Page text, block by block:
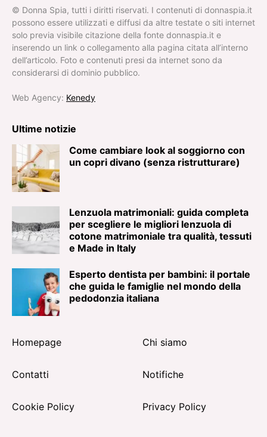
© Donna Spia, tutti i diritti riservati. I contenuti di donnaspia.it
possono essere utilizzati e diffusi da altre testate o siti internet
solo previa visibile citazione della fonte donnaspia.it e
inserendo un link o collegamento alla pagina citata all’interno
dell’articolo. Foto e contenuti presi da internet sono da
considerarsi di dominio pubblico.
Web Agency: Kenedy
Ultime notizie
Come cambiare look al soggiorno con
un copri divano (senza ristrutturare)
Lenzuola matrimoniali: guida completa
per scegliere le migliori lenzuola di
cotone matrimoniale tra qualità, tessuti
e Made in Italy
Esperto dentista per bambini: il portale
che guida le famiglie nel mondo della
pedodonzia italiana
Homepage Chi siamo
Contatti Notifiche
Cookie Policy Privacy Policy